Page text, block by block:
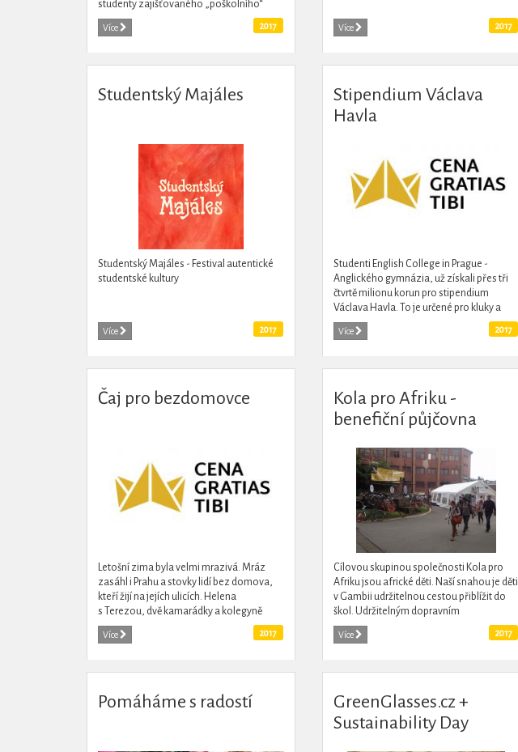
studenty zajišťovaného „poškolního“
vzdělávání a šířit jeho myšlenku, a s ní i
nabyté...
Více 2017 Více 2017
Studentský Majáles
Studentský Majáles - Festival autentické
studentské kultury
Více 2017
Stipendium Václava
Havla
Studenti English College in Prague -
Anglického gymnázia, už získali přes tři
čtvrtě milionu korun pro stipendium
Václava Havla. To je určené pro kluky a
dívky z Romských rodin. Studenti
organizují různé akce s cílem...
Více 2017
Čaj pro bezdomovce
Letošní zima byla velmi mrazivá. Mráz
zasáhl i Prahu a stovky lidí bez domova,
kteří žijí na jejích ulicích. Helena
s Terezou, dvě kamarádky a kolegyně
pracující v kanceláři neziskové
organizace, se rozhodly...
Více 2017
Kola pro Afriku -
benefiční půjčovna
Colours of Ostrava 2016
Cílovou skupinou společnosti Kola pro
Afriku jsou africké děti. Naší snahou je děti
v Gambii udržitelnou cestou přiblížit do
škol. Udržitelným dopravním
prostředkem pro Afriku je jízdní kolo.
Společnost KPA odesílá...
Více 2017
Pomáháme s radostí
GreenGlasses.cz +
Sustainability Day